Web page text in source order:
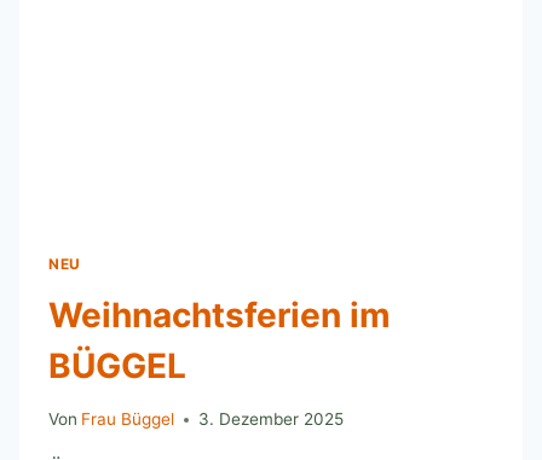
NEU
Weihnachtsferien im
BÜGGEL
Von Frau Büggel 3. Dezember 2025